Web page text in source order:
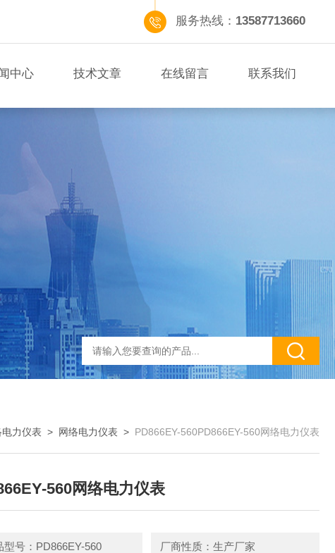
服务热线： 13587713660
中心 技术文章 在线留言 联系我们
电力仪表 > 网络电力仪表 > PD866EY-560PD866EY-560网络电力仪表
560网络电力仪表
型号：PD866EY-560 厂商性质：生产厂家